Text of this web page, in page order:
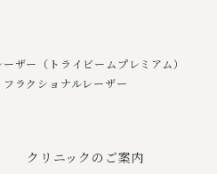
クリニックのご案内
ザー（トライビームプレミアム）
フラクショナルレーザー